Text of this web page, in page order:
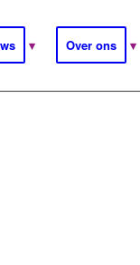
Over ons